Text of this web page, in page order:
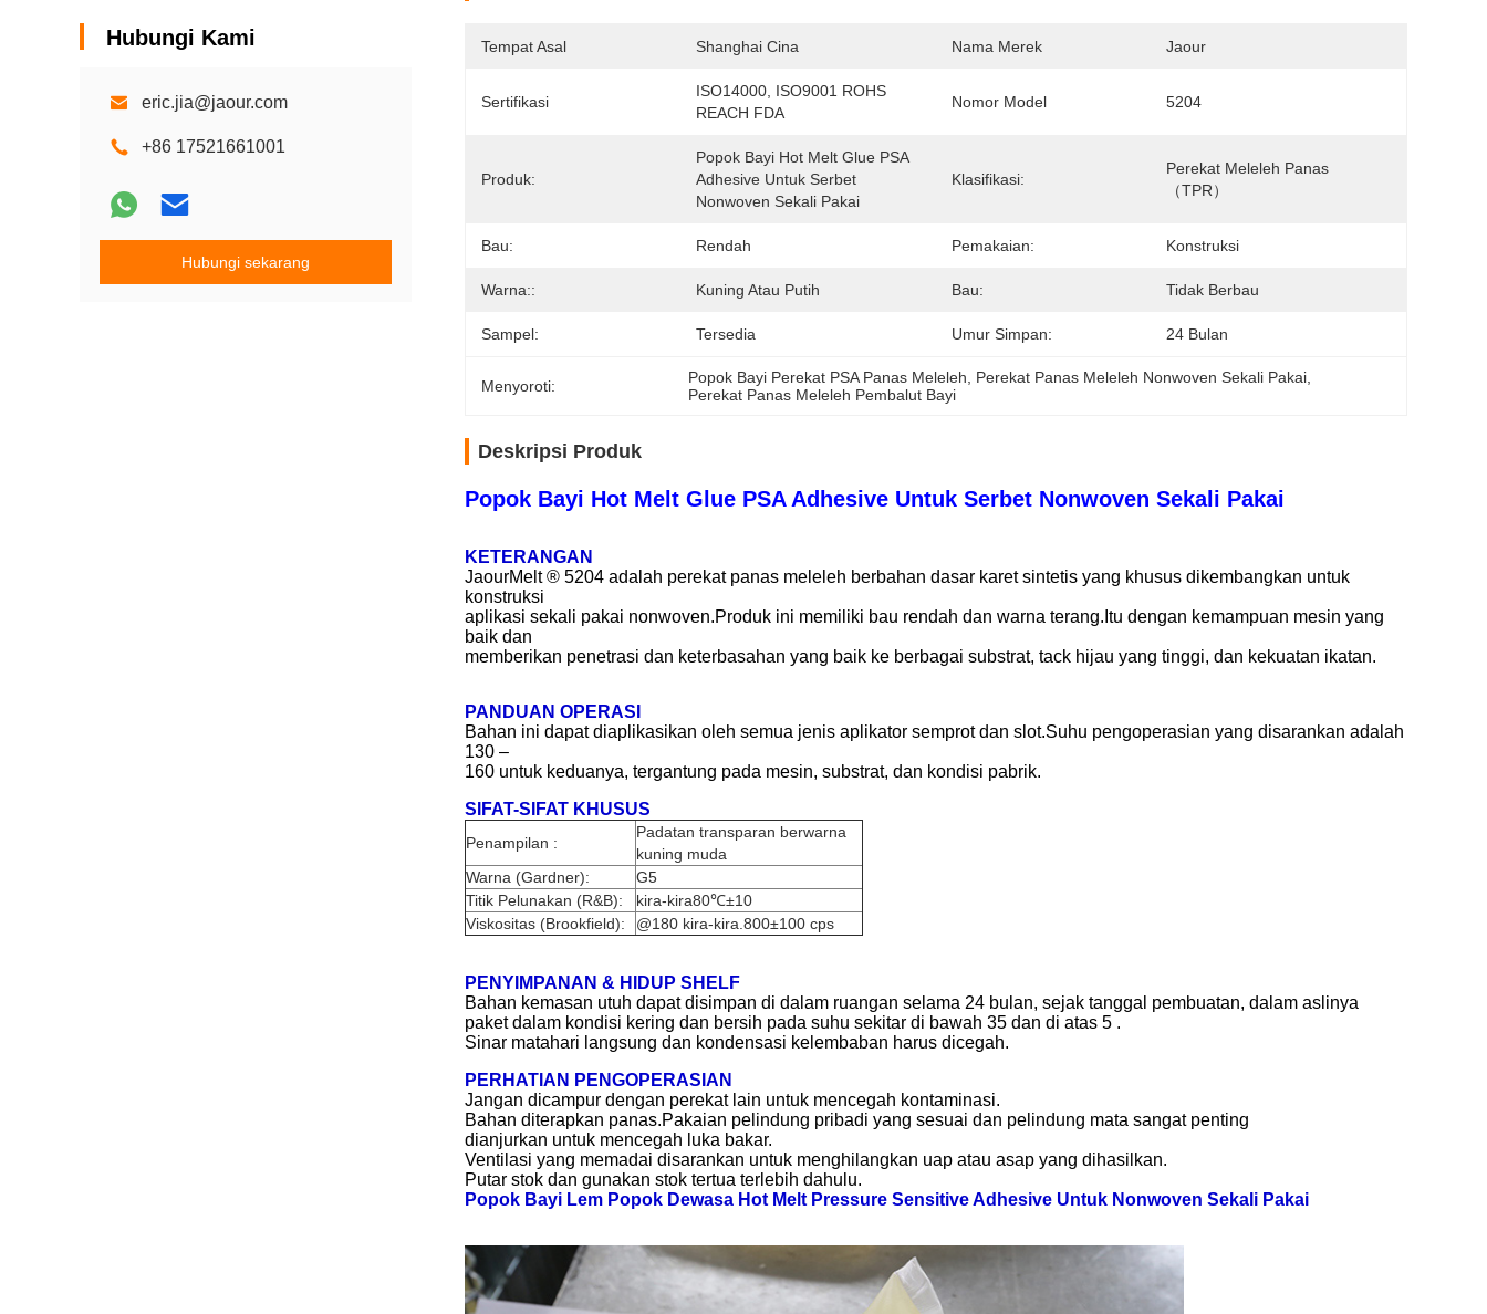
Hubungi Kami
eric.jia@jaour.com
+86 17521661001
Hubungi sekarang
Tempat Asal Shanghai Cina Nama Merek Jaour
Sertifikasi
ISO14000, ISO9001 ROHS
REACH FDA
Nomor Model 5204
Produk:
Popok Bayi Hot Melt Glue PSA
Adhesive Untuk Serbet
Nonwoven Sekali Pakai
Klasifikasi:
Perekat Meleleh Panas
（TPR）
Bau: Rendah Pemakaian: Konstruksi
Warna:: Kuning Atau Putih Bau: Tidak Berbau
Sampel: Tersedia Umur Simpan: 24 Bulan
Menyoroti: Popok Bayi Perekat PSA Panas Meleleh Perekat Panas Meleleh Nonwoven Sekali Pakai
Perekat Panas Meleleh Pembalut Bayi
Deskripsi Produk
Popok Bayi Hot Melt Glue PSA Adhesive Untuk Serbet Nonwoven Sekali Pakai
KETERANGAN
JaourMelt ® 5204 adalah perekat panas meleleh berbahan dasar karet sintetis yang khusus dikembangkan untuk
konstruksi
aplikasi sekali pakai nonwoven.Produk ini memiliki bau rendah dan warna terang.Itu dengan kemampuan mesin yang
baik dan
memberikan penetrasi dan keterbasahan yang baik ke berbagai substrat, tack hijau yang tinggi, dan kekuatan ikatan.
PANDUAN OPERASI
Bahan ini dapat diaplikasikan oleh semua jenis aplikator semprot dan slot.Suhu pengoperasian yang disarankan adalah
130 –
160 untuk keduanya, tergantung pada mesin, substrat, dan kondisi pabrik.
SIFAT-SIFAT KHUSUS
Penampilan :
Padatan transparan berwarna
kuning muda
Warna (Gardner):
G5
Titik Pelunakan (R&B):
kira-kira80℃±10
Viskositas (Brookfield):
@180 kira-kira.800±100 cps
PENYIMPANAN & HIDUP SHELF
Bahan kemasan utuh dapat disimpan di dalam ruangan selama 24 bulan, sejak tanggal pembuatan, dalam aslinya
paket dalam kondisi kering dan bersih pada suhu sekitar di bawah 35 dan di atas 5 .
Sinar matahari langsung dan kondensasi kelembaban harus dicegah.
PERHATIAN PENGOPERASIAN
Jangan dicampur dengan perekat lain untuk mencegah kontaminasi.
Bahan diterapkan panas.Pakaian pelindung pribadi yang sesuai dan pelindung mata sangat penting
dianjurkan untuk mencegah luka bakar.
Ventilasi yang memadai disarankan untuk menghilangkan uap atau asap yang dihasilkan.
Putar stok dan gunakan stok tertua terlebih dahulu.
Popok Bayi Lem Popok Dewasa Hot Melt Pressure Sensitive Adhesive Untuk Nonwoven Sekali Pakai